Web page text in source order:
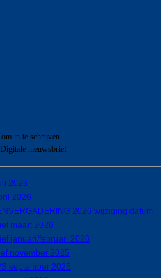
om in te schrijven
nieuwsbrief
2026
2026
2026 wijziging datum
maart 2026
januari/februari 2026
november 2025
september 2025